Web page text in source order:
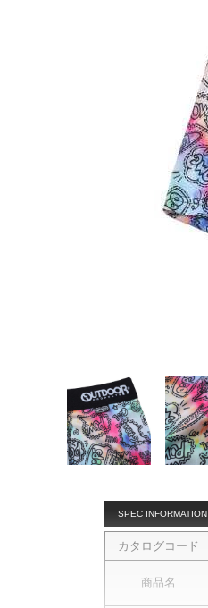
SPEC INFORMATION
カタログコード
商品名